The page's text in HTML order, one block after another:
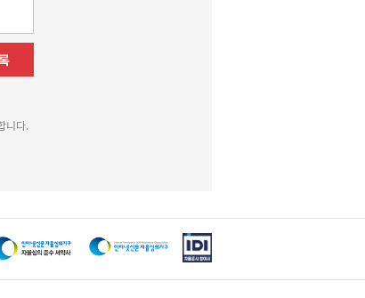
니다.